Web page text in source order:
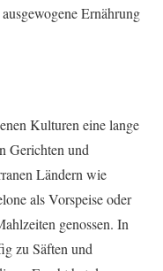
Ernährung
Kulturen eine lange
Gerichten und
Ländern wie
als Vorspeise oder
genossen. In
zu Säften und